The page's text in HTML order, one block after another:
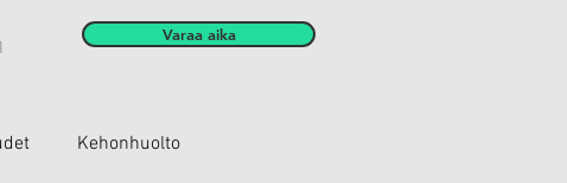
Varaa aika
Kehonhuolto